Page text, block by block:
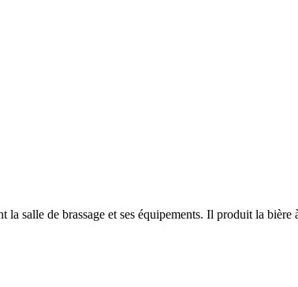
salle de brassage et ses équipements. Il produit la bière